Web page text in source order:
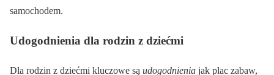
samochodem.
Udogodnienia dla rodzin z dziećmi
Dla rodzin z dziećmi kluczowe są udogodnienia jak plac zabaw,